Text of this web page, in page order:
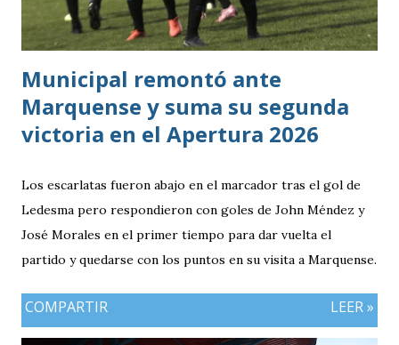
Bicolor a llegar a la última jornada pendiente de otros
resultados, particularmente del de Honduras vs. Panamá.
Municipal remontó ante
Marquense y suma su segunda
victoria en el Apertura 2026
Los escarlatas fueron abajo en el marcador tras el gol de
Ledesma pero respondieron con goles de John Méndez y
José Morales en el primer tiempo para dar vuelta el
partido y quedarse con los puntos en su visita a Marquense.
COMPARTIR LEER »